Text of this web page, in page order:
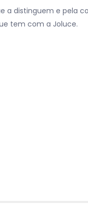
a distinguem e pela
tem com a Joluce.